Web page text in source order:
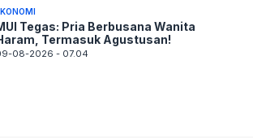
Tegas: Pria Berbusana Wanita
Termasuk Agustusan!
08-2026 - 07.04